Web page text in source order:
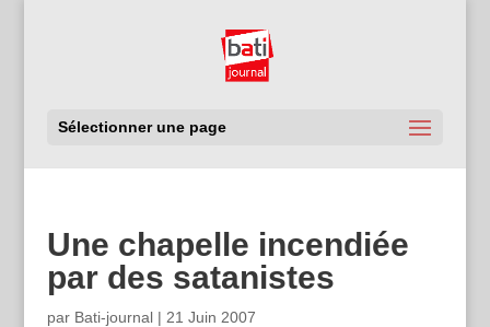
Sélectionner une page
Une chapelle incendiée
par des satanistes
par Bati-journal| 21 Juin 2007